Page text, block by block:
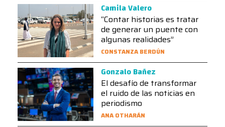
Camila Valero
“Contar historias es tratar
de generar un puente con
algunas realidades”
CONSTANZA BERDÚN
Gonzalo Bañez
El desafío de transformar
el ruido de las noticias en
periodismo
ANA OTHARÁN